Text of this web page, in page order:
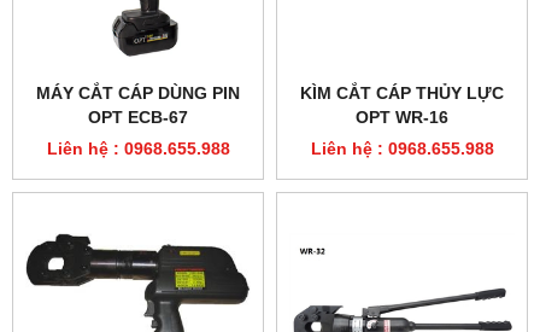
MÁY CẮT CÁP DÙNG PIN
OPT ECB-67
Liên hệ : 0968.655.988
KÌM CẮT CÁP THỦY LỰC
OPT WR-16
Liên hệ : 0968.655.988